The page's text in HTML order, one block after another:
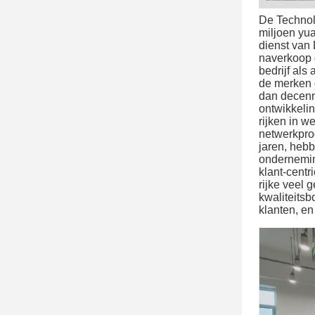
De
miljoen
dienst van
naverkoop
bedrijf als
de merken
dan
rijken in
jaren,
klant-
rijke veel
klanten,